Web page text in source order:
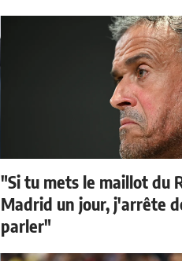
"Si tu mets le maillot du
Madrid un jour, j'arrête
parler"